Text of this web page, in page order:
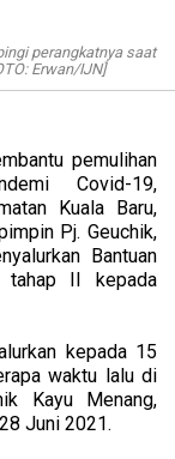
perangkatnya saat
Erwan/IJN]
pemulihan
Covid-19,
Kuala Baru,
Pj. Geuchik,
Bantuan
tahap II kepada
kepada 15
waktu lalu di
Kayu Menang,
Juni 2021.